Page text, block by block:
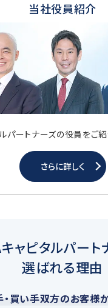
当社役員紹介
パートナーズの役員をご紹
さらに詳しく
ャピタルパート
選ばれる理由
・買い手双方のお客様